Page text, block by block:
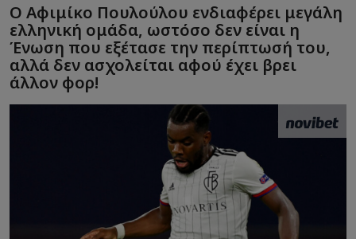
Ο Αφιμίκο Πουλούλου ενδιαφέρει μεγάλη
ελληνική ομάδα, ωστόσο δεν είναι η
Ένωση που εξέτασε την περίπτωσή του,
αλλά δεν ασχολείται αφού έχει βρει
άλλον φορ!